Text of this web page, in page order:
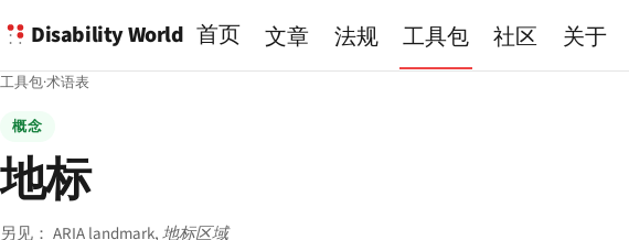
Disability World 首页 文章 法规 工具包 社区 关于
工具包·术语表
概念
地标
另见： ARIA landmark,地标区域